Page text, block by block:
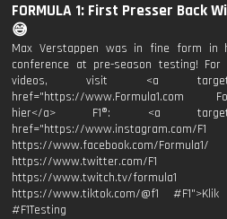
FORMULA 1: First Presser Back
😅
Max Verstappen was in fine form in
conference at pre-season testing! For
videos, visit <a
href="https://www.Formula1.com
hier</a> F1®: <a
href="https://www.instagram.com/F1
https://www.facebook.com/Formula1/
https://www.twitter.com/F1
https://www.twitch.tv/formula1
https://www.tiktok.com/@f1
#F1Testing